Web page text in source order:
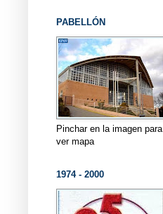
PABELLÓN
Pinchar en la imagen para
ver mapa
1974 - 2000